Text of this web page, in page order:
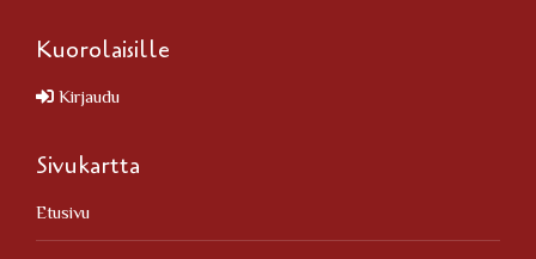
Kuorolaisille
Kirjaudu
Sivukartta
Etusivu